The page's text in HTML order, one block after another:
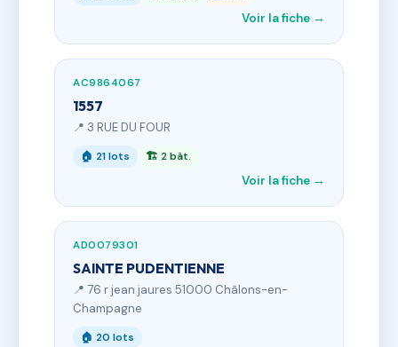
Voir la fiche →
AC9864067
1557
📍 3 RUE DU FOUR
🏠 21 lots 🏗 2 bât.
Voir la fiche →
AD0079301
SAINTE PUDENTIENNE
📍 76 r jean jaures 51000 Châlons-en-
Champagne
🏠 20 lots